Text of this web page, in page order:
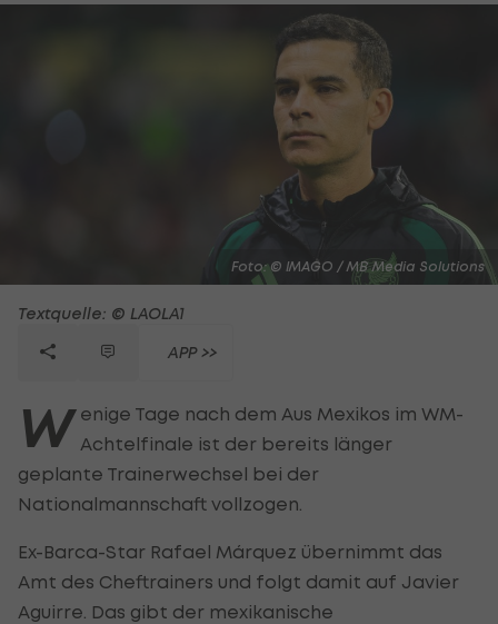
Foto: © IMAGO / MB Media Solutions
Textquelle: © LAOLA1
APP >>
W enige Tage nach dem Aus Mexikos im WM-
Achtelfinale ist der bereits länger
geplante Trainerwechsel bei der
Nationalmannschaft vollzogen.
Ex-Barca-Star Rafael Márquez übernimmt das
Amt des Cheftrainers und folgt damit auf Javier
Aguirre. Das gibt der mexikanische